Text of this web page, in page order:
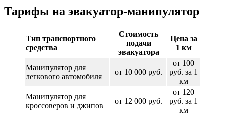
Тарифы на эвакуатор-манипулятор
Тип транспортного
средства
Стоимость
подачи
эвакуатора
Цена за
1 км
Манипулятор для
легкового автомобиля
от 10 000 руб.
от 100
руб. за 1
км
Манипулятор для
кроссоверов и джипов
от 12 000 руб.
от 120
руб. за 1
км